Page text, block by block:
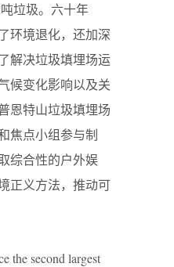
垃圾。六十年
环境退化，还加深
解决垃圾填埋场运
候变化影响以及关
恩特山垃圾填埋场
焦点小组参与制
综合性的户外娱
正义方法，推动可
the second largest